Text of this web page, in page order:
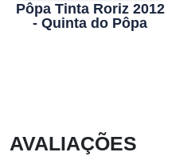
Pôpa Tinta Roriz 2012
- Quinta do Pôpa
AVALIAÇÕES